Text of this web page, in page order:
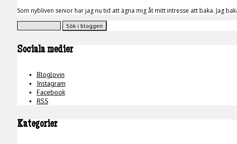
Som nybliven senior har jag nu tid att ägna mig åt mitt intresse att baka. Jag
Sociala medier
Bloglovin
Instagram
Facebook
RSS
Kategorier